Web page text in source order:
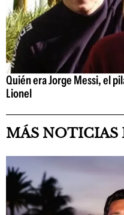
Quién era Jorge Messi, el
Lionel
MÁS NOTICIAS